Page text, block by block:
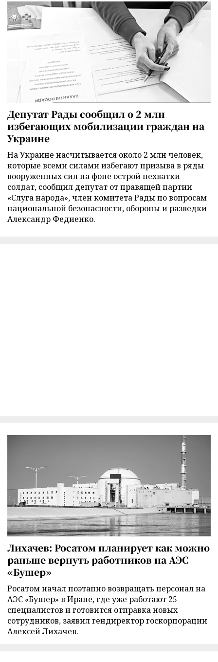
Депутат Рады сообщил о 2 млн
избегающих мобилизации граждан на
Украине
На Украине насчитывается около 2 млн человек,
которые всеми силами избегают призыва в ряды
вооруженных сил на фоне острой нехватки
солдат, сообщил депутат от правящей партии
«Слуга народа», член комитета Рады по вопросам
национальной безопасности, обороны и разведки
Александр Федиенко.
Лихачев: Росатом планирует как можно
раньше вернуть работников на АЭС
«Бушер»
Росатом начал поэтапно возвращать персонал на
АЭС «Бушер» в Иране, где уже работают 25
специалистов и готовится отправка новых
сотрудников, заявил гендиректор госкорпорации
Алексей Лихачев.